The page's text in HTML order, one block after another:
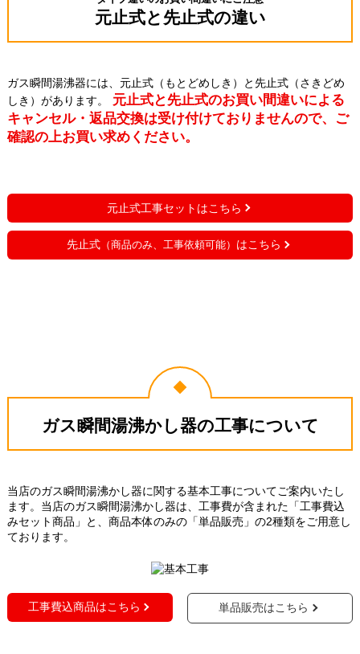
元止式と先止式の違い
ガス瞬間湯沸器には、元止式（もとどめしき）と先止式（さきどめ
しき）があります。
元止式と先止式のお買い間違いによる
キャンセル・返品交換は受け付けておりませんので、ご
確認の上お買い求めください。
元止式工事セットはこちら
先止式 （商品のみ、工事依頼可能） はこちら
ガス瞬間湯沸かし器の工事について
当店のガス瞬間湯沸かし器に関する基本工事についてご案内いたし
ます。当店のガス瞬間湯沸かし器は、工事費が含まれた「工事費込
みセット商品」と、商品本体のみの「単品販売」の2種類をご用意し
ております。
工事費込商品はこちら 単品販売はこちら